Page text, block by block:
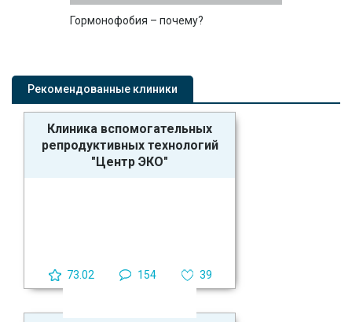
Гормонофобия – почему?
Рекомендованные клиники
Клиника вспомогательных
репродуктивных технологий
"Центр ЭКО"
73.02 154 39